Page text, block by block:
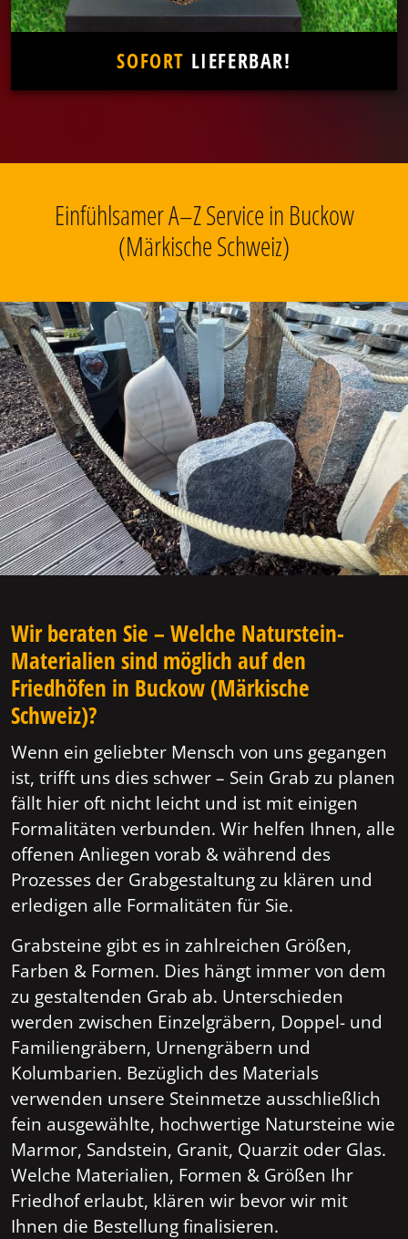
SOFORT LIEFERBAR!
Einfühlsamer A–Z Service in Buckow
(Märkische Schweiz)
Wir beraten Sie – Welche Naturstein-
Materialien sind möglich auf den
Friedhöfen in Buckow (Märkische
Schweiz)?
Wenn ein geliebter Mensch von uns gegangen
ist, trifft uns dies schwer – Sein Grab zu planen
fällt hier oft nicht leicht und ist mit einigen
Formalitäten verbunden. Wir helfen Ihnen, alle
offenen Anliegen vorab & während des
Prozesses der Grabgestaltung zu klären und
erledigen alle Formalitäten für Sie.
Grabsteine gibt es in zahlreichen Größen,
Farben & Formen. Dies hängt immer von dem
zu gestaltenden Grab ab. Unterschieden
werden zwischen Einzelgräbern, Doppel- und
Familiengräbern, Urnengräbern und
Kolumbarien. Bezüglich des Materials
verwenden unsere Steinmetze ausschließlich
fein ausgewählte, hochwertige Natursteine wie
Marmor, Sandstein, Granit, Quarzit oder Glas.
Welche Materialien, Formen & Größen Ihr
Friedhof erlaubt, klären wir bevor wir mit
Ihnen die Bestellung finalisieren.